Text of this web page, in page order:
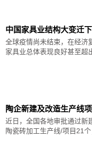
统一的视觉效果会发
致格调高雅的餐厅表
，装饰仍然非常简洁
中国家具业结构大变迁
全球疫情尚未结束，在经济
家具业总体表现良好甚至超
陶企新建及改造生产线
近日，全国各地审批通过新
陶瓷砖加工生产线/项目21